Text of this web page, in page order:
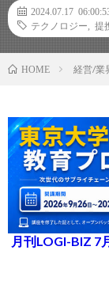
2024.07.17
テクノロジー
提
HOME 経営/業
月刊LOGI-BIZ 7